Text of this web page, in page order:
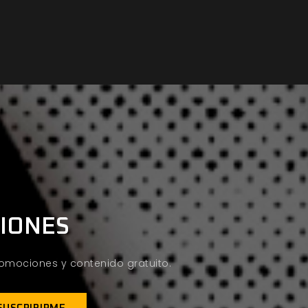
y contenido gratuito.